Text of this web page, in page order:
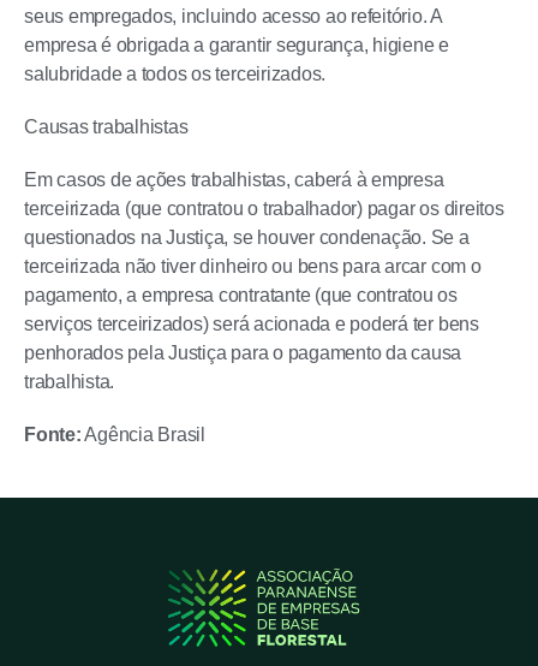
seus empregados, incluindo acesso ao refeitório. A
empresa é obrigada a garantir segurança, higiene e
salubridade a todos os terceirizados.
Causas trabalhistas
Em casos de ações trabalhistas, caberá à empresa
terceirizada (que contratou o trabalhador) pagar os direitos
questionados na Justiça, se houver condenação. Se a
terceirizada não tiver dinheiro ou bens para arcar com o
pagamento, a empresa contratante (que contratou os
serviços terceirizados) será acionada e poderá ter bens
penhorados pela Justiça para o pagamento da causa
trabalhista.
Fonte:Agência Brasil